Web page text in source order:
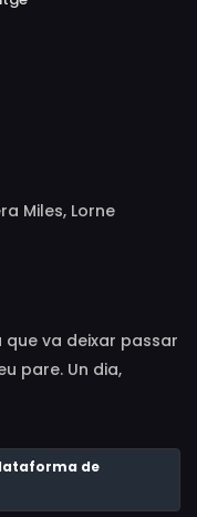
Miles, Lorne
Selmer
Frank Gerstle,
va deixar passar
pare. Un dia,
Burt (Cliff
que ella. Pocs
la visita de Virgínia
de